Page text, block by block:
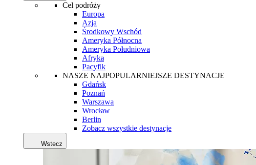
Cel podróży
Europa
Azja
Środkowy Wschód
Ameryka Północna
Ameryka Południowa
Afryka
Pacyfik
NASZE NAJPOPULARNIEJSZE DESTYNACJE
Gdańsk
Poznań
Warszawa
Wrocław
Berlin
Zobacz wszystkie destynacje
Wstecz